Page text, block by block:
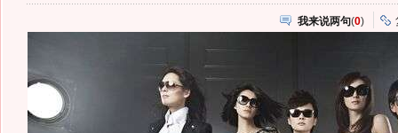
我来说两句(0)